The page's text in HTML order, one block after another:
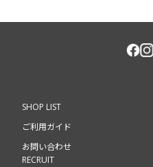
SHOP LIST
ご利用ガイド
お問い合わせ
RECRUIT